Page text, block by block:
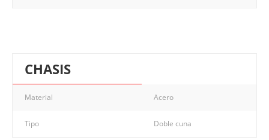
CHASIS
Material Acero
Tipo Doble cuna